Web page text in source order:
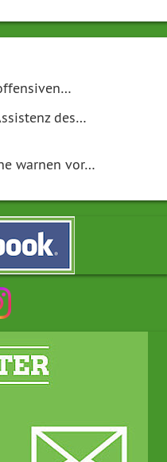
des…
warnen vor…